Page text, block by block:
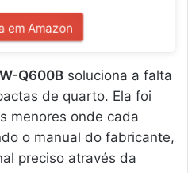
em Amazon
Q600B soluciona a falta
de quarto. Ela foi
menores onde cada
o manual do fabricante,
preciso através da